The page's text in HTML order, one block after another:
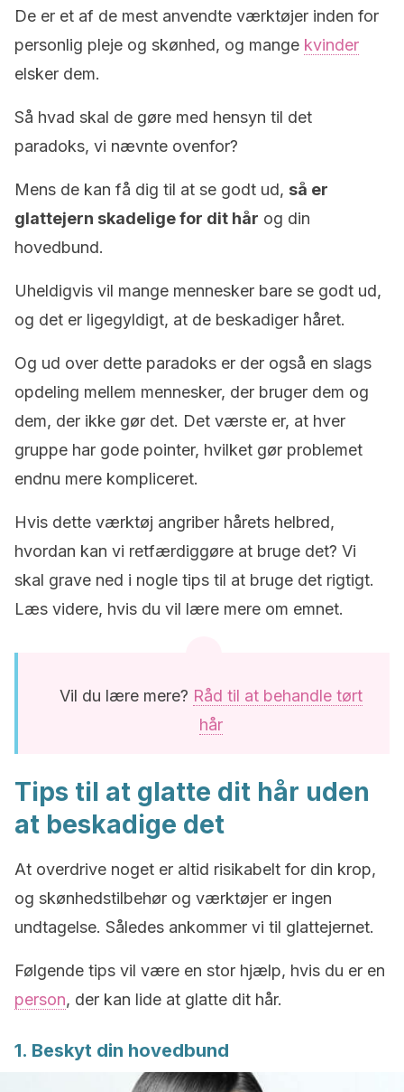
De er et af de mest anvendte værktøjer inden for
personlig pleje og skønhed, og mange kvinder
elsker dem.
Så hvad skal de gøre med hensyn til det
paradoks, vi nævnte ovenfor?
Mens de kan få dig til at se godt ud, så er
glattejern skadelige for dit hår og din
hovedbund.
Uheldigvis vil mange mennesker bare se godt ud,
og det er ligegyldigt, at de beskadiger håret.
Og ud over dette paradoks er der også en slags
opdeling mellem mennesker, der bruger dem og
dem, der ikke gør det. Det værste er, at hver
gruppe har gode pointer, hvilket gør problemet
endnu mere kompliceret.
Hvis dette værktøj angriber hårets helbred,
hvordan kan vi retfærdiggøre at bruge det? Vi
skal grave ned i nogle tips til at bruge det rigtigt.
Læs videre, hvis du vil lære mere om emnet.
Vil du lære mere? Råd til at behandle tørt
hår
Tips til at glatte dit hår uden
at beskadige det
At overdrive noget er altid risikabelt for din krop,
og skønhedstilbehør og værktøjer er ingen
undtagelse. Således ankommer vi til glattejernet.
Følgende tips vil være en stor hjælp, hvis du er en
person, der kan lide at glatte dit hår.
1. Beskyt din hovedbund